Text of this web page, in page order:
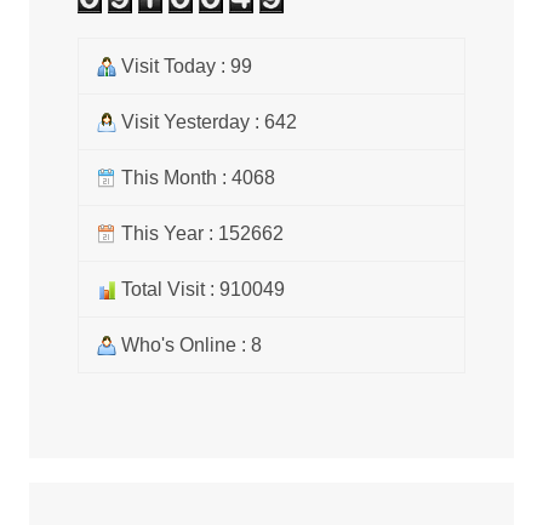
Visit Today : 99
Visit Yesterday : 642
This Month : 4068
This Year : 152662
Total Visit : 910049
Who's Online : 8